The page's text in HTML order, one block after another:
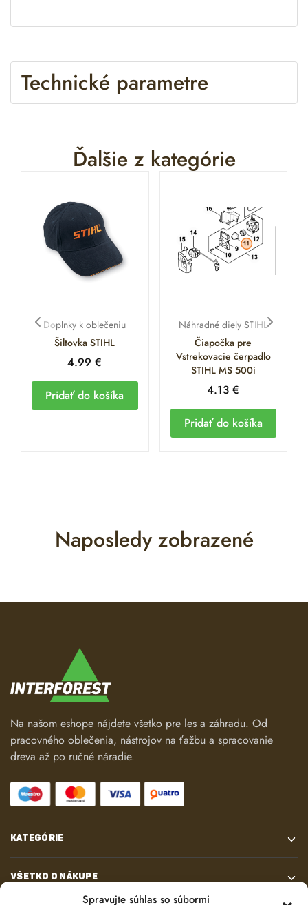
Spravujte súhlas so súbormi
Technické parametre
Ďalšie z kategórie
Doplnky k oblečeniu
Šiltovka STIHL
4.99€
Pridať do košíka
Náhradné diely STIHL
Čiapočka pre
Vstrekovacie čerpadlo
STIHL MS 500i
4.13€
Pridať do košíka
Naposledy zobrazené
Na našom eshope nájdete všetko pre les a záhradu. Od
pracovného oblečenia, nástrojov na ťažbu a spracovanie
dreva až po ručné náradie.
KATEGÓRIE
VŠETKO O NÁKUPE